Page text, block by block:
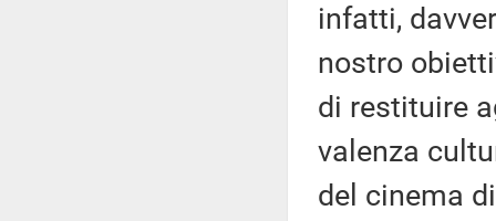
infatti,
nostro
di restituire
valenza
del cinema